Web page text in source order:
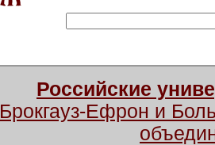
Российские
Брокгауз-Ефрон и